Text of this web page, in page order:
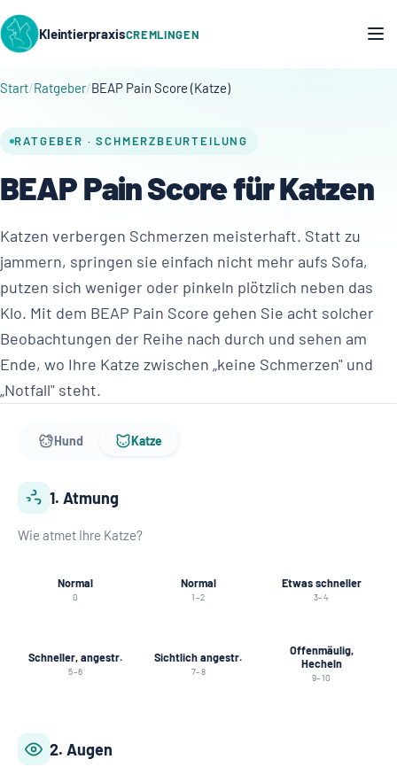
KleintierpraxisCREMLINGEN
Start Ratgeber BEAP Pain Score (Katze)
RATGEBER · SCHMERZBEURTEILUNG
BEAP Pain Score für Katzen
Katzen verbergen Schmerzen meisterhaft. Statt zu
jammern, springen sie einfach nicht mehr aufs Sofa,
putzen sich weniger oder pinkeln plötzlich neben das
Klo. Mit dem BEAP Pain Score gehen Sie acht solcher
Beobachtungen der Reihe nach durch und sehen am
Ende, wo Ihre Katze zwischen „keine Schmerzen" und
„Notfall" steht.
Hund Katze
1. Atmung
Wie atmet Ihre Katze?
Normal
0
Normal
1–2
Etwas schneller
3–4
Schneller, angestr.
5–6
Sichtlich angestr.
7–8
Offenmäulig,
Hecheln
9–10
2. Augen